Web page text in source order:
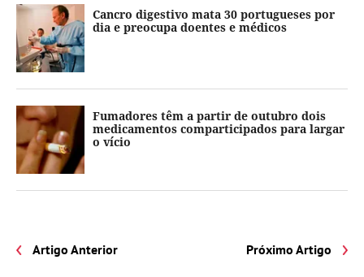
Cancro digestivo mata 30 portugueses por
dia e preocupa doentes e médicos
Fumadores têm a partir de outubro dois
medicamentos comparticipados para largar
o vício
Artigo Anterior Próximo Artigo